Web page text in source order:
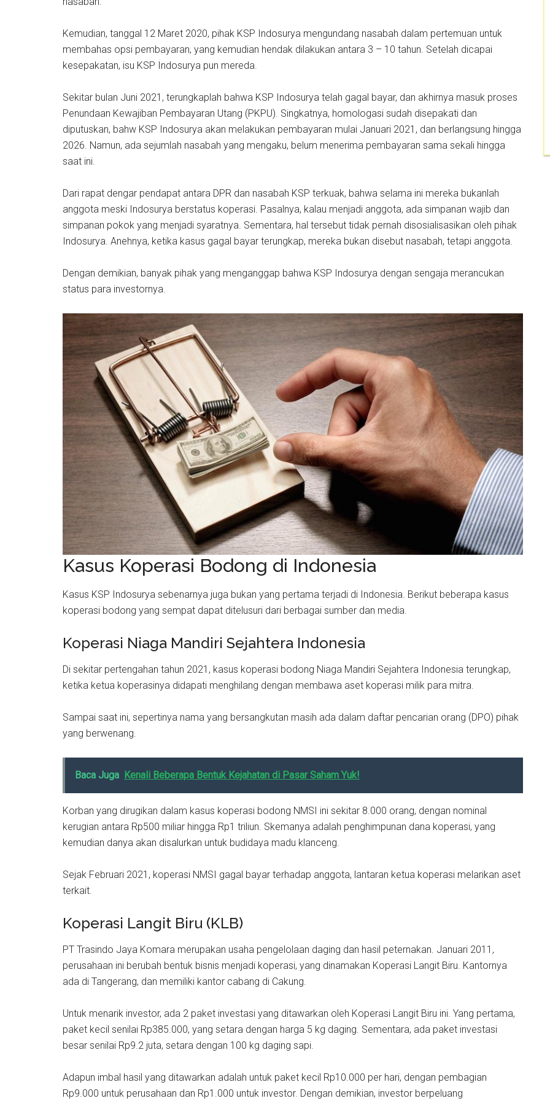
Kemudian, tanggal 12 Maret 2020, pihak KSP Indosurya mengundang nasabah dalam pertemuan untuk
membahas opsi pembayaran, yang kemudian hendak dilakukan antara 3 – 10 tahun. Setelah dicapai
kesepakatan, isu KSP Indosurya pun mereda.
Sekitar bulan Juni 2021, terungkaplah bahwa KSP Indosurya telah gagal bayar, dan akhirnya masuk proses
Penundaan Kewajiban Pembayaran Utang (PKPU). Singkatnya, homologasi sudah disepakati dan
diputuskan, bahw KSP Indosurya akan melakukan pembayaran mulai Januari 2021, dan berlangsung hingga
2026. Namun, ada sejumlah nasabah yang mengaku, belum menerima pembayaran sama sekali hingga
saat ini.
Dari rapat dengar pendapat antara DPR dan nasabah KSP terkuak, bahwa selama ini mereka bukanlah
anggota meski Indosurya berstatus koperasi. Pasalnya, kalau menjadi anggota, ada simpanan wajib dan
simpanan pokok yang menjadi syaratnya. Sementara, hal tersebut tidak pernah disosialisasikan oleh pihak
Indosurya. Anehnya, ketika kasus gagal bayar terungkap, mereka bukan disebut nasabah, tetapi anggota.
Dengan demikian, banyak pihak yang menganggap bahwa KSP Indosurya dengan sengaja merancukan
status para investornya.
Kasus Koperasi Bodong di Indonesia
Kasus KSP Indosurya sebenarnya juga bukan yang pertama terjadi di Indonesia. Berikut beberapa kasus
koperasi bodong yang sempat dapat ditelusuri dari berbagai sumber dan media.
Koperasi Niaga Mandiri Sejahtera Indonesia
Di sekitar pertengahan tahun 2021, kasus koperasi bodong Niaga Mandiri Sejahtera Indonesia terungkap,
ketika ketua koperasinya didapati menghilang dengan membawa aset koperasi milik para mitra.
Sampai saat ini, sepertinya nama yang bersangkutan masih ada dalam daftar pencarian orang (DPO) pihak
yang berwenang.
Baca Juga Kenali Beberapa Bentuk Kejahatan di Pasar Saham Yuk!
Korban yang dirugikan dalam kasus koperasi bodong NMSI ini sekitar 8.000 orang, dengan nominal
kerugian antara Rp500 miliar hingga Rp1 triliun. Skemanya adalah penghimpunan dana koperasi, yang
kemudian danya akan disalurkan untuk budidaya madu klanceng.
Sejak Februari 2021, koperasi NMSI gagal bayar terhadap anggota, lantaran ketua koperasi melarikan aset
terkait.
Koperasi Langit Biru (KLB)
PT Trasindo Jaya Komara merupakan usaha pengelolaan daging dan hasil peternakan. Januari 2011,
perusahaan ini berubah bentuk bisnis menjadi koperasi, yang dinamakan Koperasi Langit Biru. Kantornya
ada di Tangerang, dan memiliki kantor cabang di Cakung.
Untuk menarik investor, ada 2 paket investasi yang ditawarkan oleh Koperasi Langit Biru ini. Yang pertama,
paket kecil senilai Rp385.000, yang setara dengan harga 5 kg daging. Sementara, ada paket investasi
besar senilai Rp9.2 juta, setara dengan 100 kg daging sapi.
Adapun imbal hasil yang ditawarkan adalah untuk paket kecil Rp10.000 per hari, dengan pembagian
Rp9.000 untuk perusahaan dan Rp1.000 untuk investor. Dengan demikian, investor berpeluang